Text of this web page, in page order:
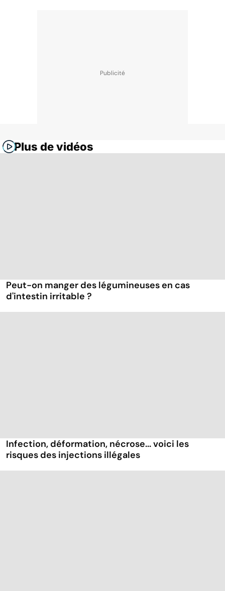
Plus de vidéos
Peut-on manger des légumineuses en cas
d'intestin irritable ?
Infection, déformation, nécrose... voici les
risques des injections illégales